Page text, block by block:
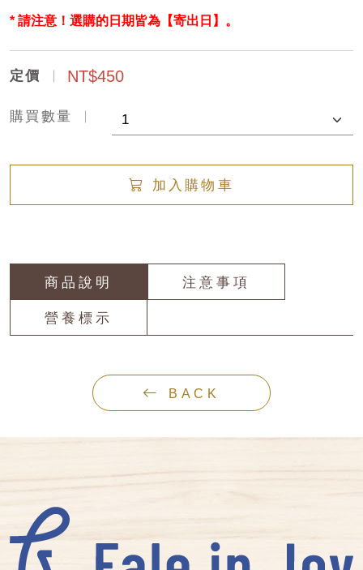
* 請注意！選購的日期皆為【寄出日】。
定價 NT$450
購買數量
加入購物車
商品說明 注意事項
營養標示
BACK